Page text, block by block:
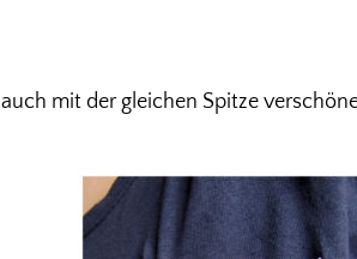
mit der gleichen Spitze